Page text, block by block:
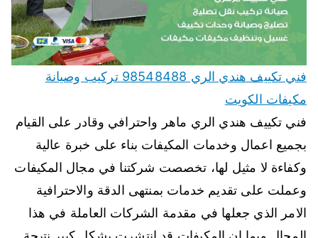
فني تكييف هندي الري 98548488 تركيب وصيانة
مكيفات الكويت
فني تكييف هندي الري ماهر واحترافي وقادر على القيام
بجميع اعمال وخدمات المكيفات بناء على خبرة عالية
وكفاءة لا مثيل لها، تخصصت شركتنا في مجال المكيفات
وعملت على تقديم خدمات بمنتهى الدقة والاحترافية
الامر الذي جعلها في مقدمة الشركات العاملة في هذا